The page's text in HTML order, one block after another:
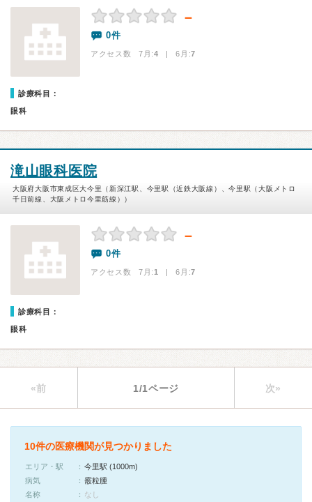
－
0件
アクセス数 7月:4 | 6月:7
診療科目：
眼科
滝山眼科医院
大阪府大阪市東成区大今里（新深江駅、今里駅（近鉄大阪線）、今里駅（大阪メトロ
千日前線、大阪メトロ今里筋線））
－
0件
アクセス数 7月:1 | 6月:7
診療科目：
眼科
«前 1/1ページ 次»
10件の医療機関が見つかりました
エリア・駅
今里駅 (1000m)
病気
霰粒腫
名称
なし